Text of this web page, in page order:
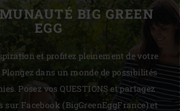
BIG GREEN
EGG
et profitez pleinement de votre
Plongez dans un monde de possibilités
Posez vos QUESTIONS et partagez
sur Facebook (BigGreenEggFrance) et